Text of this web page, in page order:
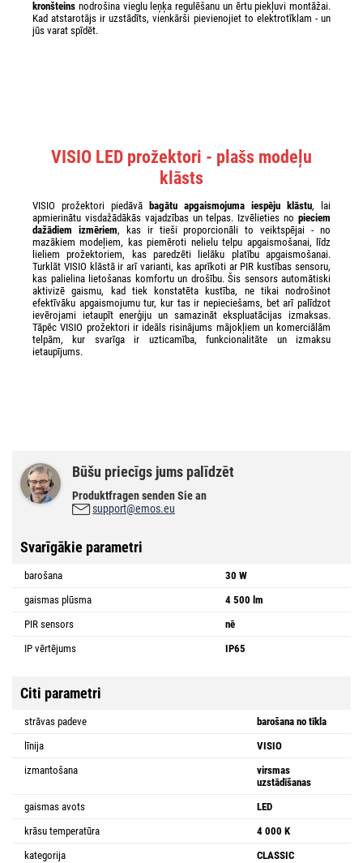
kronšteins nodrošina vieglu leņķa regulēšanu un ērtu piekļuvi montāžai.
Kad atstarotājs ir uzstādīts, vienkārši pievienojiet to elektrotīklam - un
jūs varat spīdēt.
VISIO LED prožektori - plašs modeļu
klāsts
VISIO prožektori piedāvā bagātu apgaismojuma iespēju klāstu, lai
apmierinātu visdažādākās vajadzības un telpas. Izvēlieties no pieciem
dažādiem izmēriem, kas ir tieši proporcionāli to veiktspējai - no
mazākiem modeļiem, kas piemēroti nelielu telpu apgaismošanai, līdz
lieliem prožektoriem, kas paredzēti lielāku platību apgaismošanai.
Turklāt VISIO klāstā ir arī varianti, kas aprīkoti ar PIR kustības sensoru,
kas palielina lietošanas komfortu un drošību. Šis sensors automātiski
aktivizē gaismu, kad tiek konstatēta kustība, ne tikai nodrošinot
efektīvāku apgaismojumu tur, kur tas ir nepieciešams, bet arī palīdzot
ievērojami ietaupīt enerģiju un samazināt ekspluatācijas izmaksas.
Tāpēc VISIO prožektori ir ideāls risinājums mājokļiem un komerciālām
telpām, kur svarīga ir uzticamība, funkcionalitāte un izmaksu
ietaupījums.
Būšu priecīgs jums palīdzēt
Produktfragen senden Sie an
support@emos.eu
Svarīgākie parametri
barošana
30 W
gaismas plūsma
4 500 lm
PIR sensors
nē
IP vērtējums
IP65
Citi parametri
strāvas padeve
barošana no tīkla
līnija
VISIO
izmantošana
virsmas
uzstādīšanas
gaismas avots
LED
krāsu temperatūra
4 000 K
kategorija
CLASSIC